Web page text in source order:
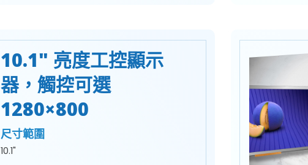
10.1" 亮度工控顯示
器，觸控可選
1280×800
尺寸範圍
10.1"